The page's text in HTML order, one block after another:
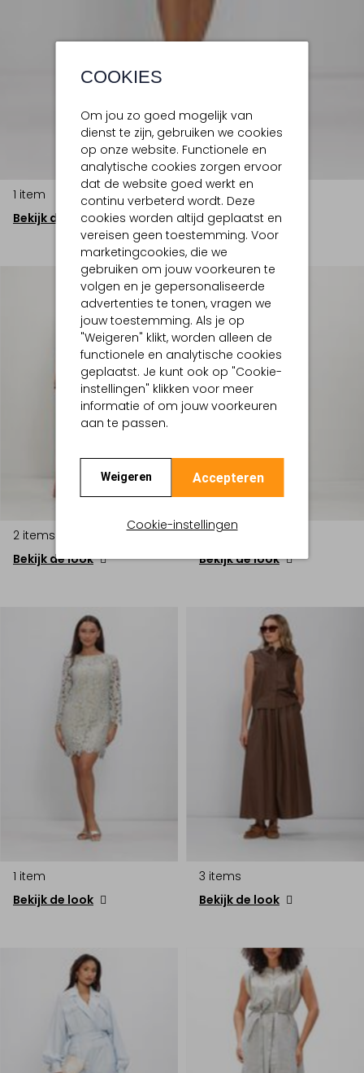
COOKIES
Om jou zo goed mogelijk van
dienst te zijn, gebruiken we cookies
op onze website. Functionele en
analytische cookies zorgen ervoor
dat de website goed werkt en
continu verbeterd wordt. Deze
cookies worden altijd geplaatst en
vereisen geen toestemming. Voor
marketingcookies, die we
gebruiken om jouw voorkeuren te
volgen en je gepersonaliseerde
advertenties te tonen, vragen we
jouw toestemming. Als je op
"Weigeren" klikt, worden alleen de
functionele en analytische cookies
geplaatst. Je kunt ook op "Cookie-
instellingen" klikken voor meer
informatie of om jouw voorkeuren
aan te passen.
Weigeren Accepteren
Cookie-instellingen
1 item
Bekijk de look
2 items
Bekijk de look
3 items
Bekijk de look
1 item
Bekijk de look
3 items
Bekijk de look